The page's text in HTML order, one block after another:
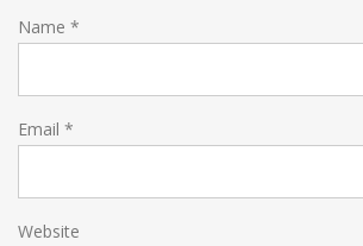
Name *
Email *
Website